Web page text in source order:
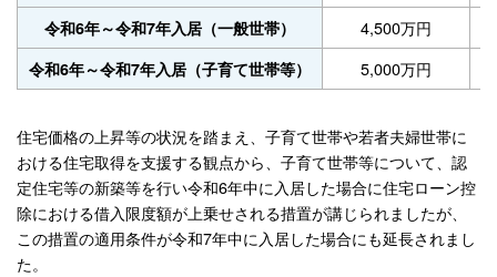
令和6年～令和7年入居（一般世帯） 4,500万円
令和6年～令和7年入居（子育て世帯等） 5,000万円
住宅価格の上昇等の状況を踏まえ、子育て世帯や若者夫婦世帯に
おける住宅取得を支援する観点から、子育て世帯等について、認
定住宅等の新築等を行い令和6年中に入居した場合に住宅ローン控
除における借入限度額が上乗せされる措置が講じられましたが、
この措置の適用条件が令和7年中に入居した場合にも延長されまし
た。